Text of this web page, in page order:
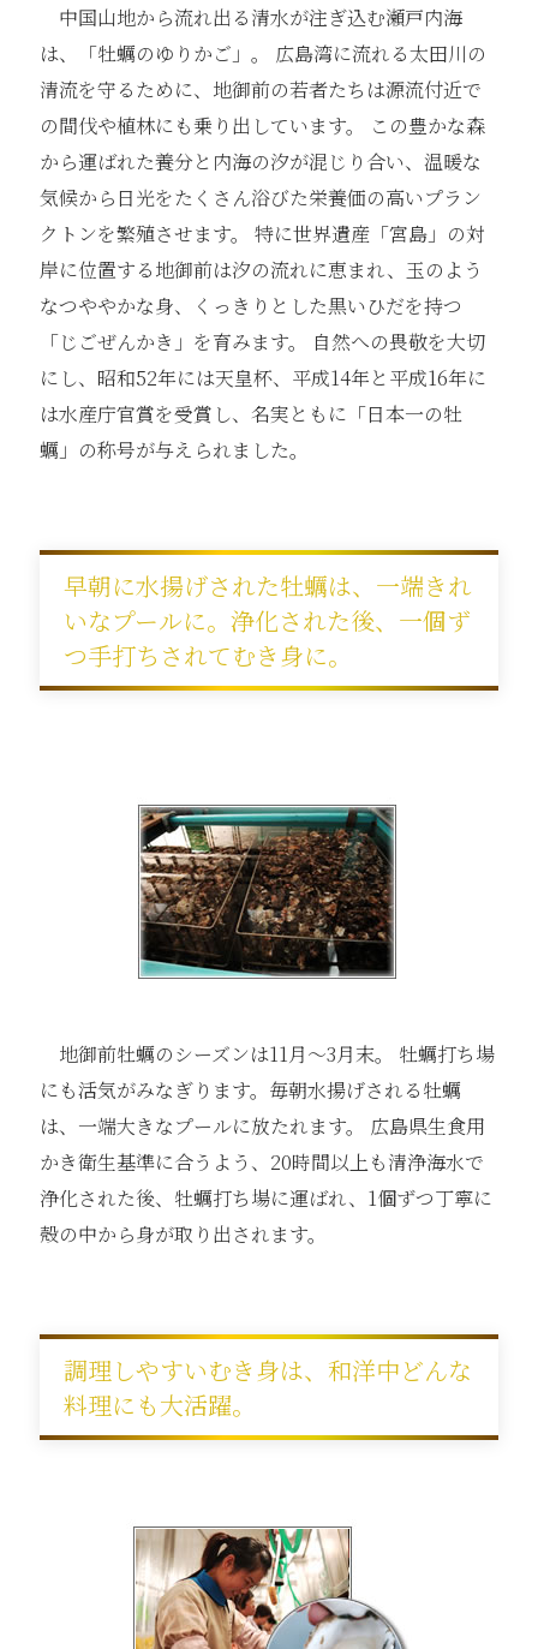
中国山地から流れ出る清水が注ぎ込む瀬戸内海
は、「牡蠣のゆりかご」。 広島湾に流れる太田川の
清流を守るために、地御前の若者たちは源流付近で
の間伐や植林にも乗り出しています。 この豊かな森
から運ばれた養分と内海の汐が混じり合い、温暖な
気候から日光をたくさん浴びた栄養価の高いプラン
クトンを繁殖させます。 特に世界遺産「宮島」の対
岸に位置する地御前は汐の流れに恵まれ、玉のよう
なつややかな身、くっきりとした黒いひだを持つ
「じごぜんかき」を育みます。 自然への畏敬を大切
にし、昭和52年には天皇杯、平成14年と平成16年に
は水産庁官賞を受賞し、名実ともに「日本一の牡
蠣」の称号が与えられました。
早朝に水揚げされた牡蠣は、一端きれ
いなプールに。浄化された後、一個ず
つ手打ちされてむき身に。
地御前牡蠣のシーズンは11月～3月末。 牡蠣打ち場
にも活気がみなぎります。毎朝水揚げされる牡蠣
は、一端大きなプールに放たれます。 広島県生食用
かき衛生基準に合うよう、20時間以上も清浄海水で
浄化された後、牡蠣打ち場に運ばれ、1個ずつ丁寧に
殻の中から身が取り出されます。
調理しやすいむき身は、和洋中どんな
料理にも大活躍。